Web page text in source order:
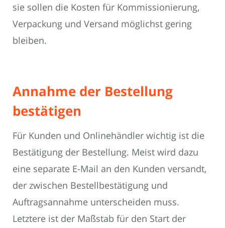
sie sollen die Kosten für Kommissionierung,
Verpackung und Versand möglichst gering
bleiben.
Annahme der Bestellung
bestätigen
Für Kunden und Onlinehändler wichtig ist die
Bestätigung der Bestellung. Meist wird dazu
eine separate E-Mail an den Kunden versandt,
der zwischen Bestellbestätigung und
Auftragsannahme unterscheiden muss.
Letztere ist der Maßstab für den Start der